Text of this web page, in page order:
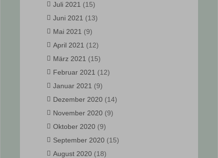
Juli 2021 (15)
Juni 2021 (13)
Mai 2021 (9)
April 2021 (12)
März 2021 (15)
Februar 2021 (12)
Januar 2021 (9)
Dezember 2020 (14)
November 2020 (9)
Oktober 2020 (9)
September 2020 (15)
August 2020 (18)